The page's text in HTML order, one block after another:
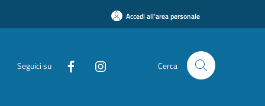
Accedi all'area personale
Seguici su Cerca